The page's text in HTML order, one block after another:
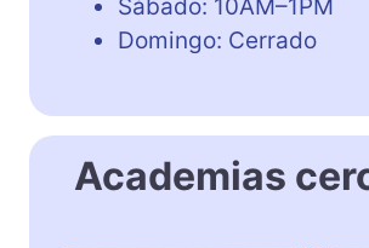
Sábado: 10AM–1PM
Domingo: Cerrado
Academias